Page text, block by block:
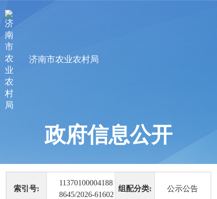
济南市农业农村局
政府信息公开
索引号:
11370100004188
8645/2026-61602
组配分类: 公示公告